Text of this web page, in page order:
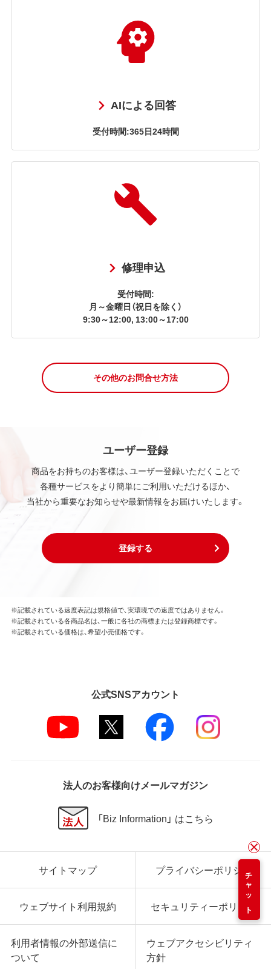
AIによる回答
受付時間:365日24時間
修理申込
受付時間:
月～金曜日（祝日を除く）
9:30～12:00, 13:00～17:00
その他のお問合せ方法
ユーザー登録
商品をお持ちのお客様は、ユーザー登録いただくことで
各種サービスをより簡単にご利用いただけるほか、
当社から重要なお知らせや最新情報をお届けいたします。
登録する
チャット
※記載されている速度表記は規格値で、実環境での速度ではありません。
※記載されている各商品名は、一般に各社の商標または登録商標です。
※記載されている価格は、希望小売価格です。
公式SNSアカウント
法人のお客様向けメールマガジン
「Biz Information」 はこちら
サイトマップ プライバシーポリシー
ウェブサイト利用規約 セキュリティーポリシー
利用者情報の外部送信に
ついて
ウェブアクセシビリティ
方針